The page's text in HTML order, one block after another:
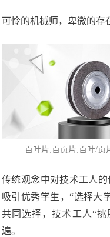
可怜的机械师，卑微的存
百叶片,百页片, 百叶/页
传统观念中对技术工人
吸引优秀学生，“选择大
共同选择，技术工人“
遍。